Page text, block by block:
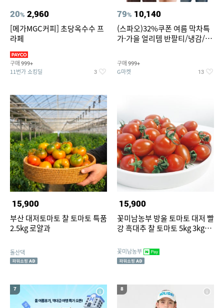
20% 2,960
[메가MGC커피] 초당옥수수 프
라페
구매 999+
11번가 쇼킹딜 3
79% 10,140
(스파오)32%쿠폰 여름 막차특
가·가을 얼리템 반팔티/냉감/반
건 외 ~74%OFF
구매 999+
G마켓 13
15,900
부산 대저토마토 찰 토마토 특품
2.5kg 로얄과
돌산댁
15,900
꽃미남농부 방울 토마토 대저 빨
강 흑대추 찰 토마토 5kg 3kg
꽃미남농부
7 8